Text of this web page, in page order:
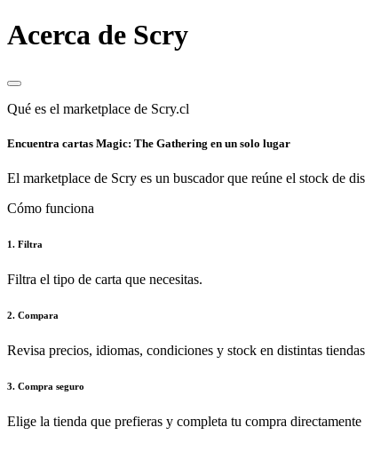
Acerca de Scry
Qué es el marketplace de Scry.cl
Encuentra cartas Magic: The Gathering en un solo lugar
El marketplace de Scry es un buscador que reúne el stock de
Cómo funciona
1. Filtra
Filtra el tipo de carta que necesitas.
2. Compara
Revisa precios, idiomas, condiciones y stock en distintas
3. Compra seguro
Elige la tienda que prefieras y completa tu compra directamente